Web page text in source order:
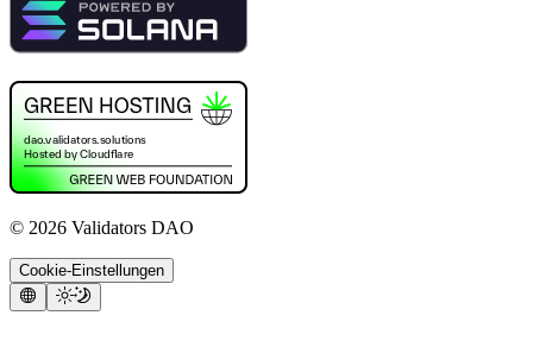
© 2026 Validators DAO
Cookie-Einstellungen